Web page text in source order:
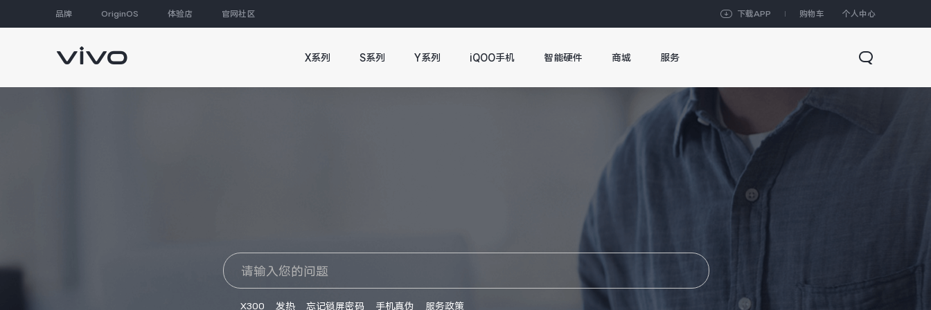
品牌 OriginOS 体验店 官网社区 下载APP 购物车 个人中心
X系列 S系列 Y系列 iQOO手机 智能硬件 商城 服务
X300 发热 忘记锁屏密码 手机真伪 服务政策